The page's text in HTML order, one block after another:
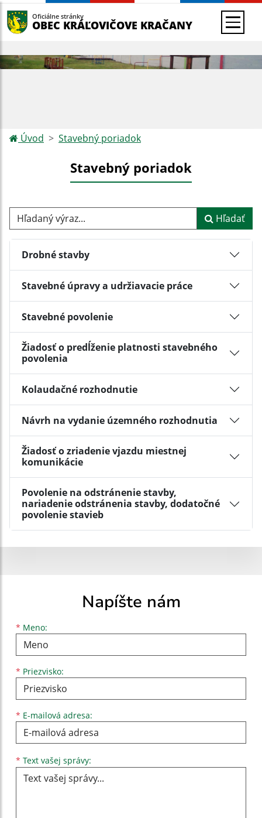
Oficiálne stránky
OBEC KRÁĽOVIČOVE KRAČANY
Úvod Stavebný poriadok
Stavebný poriadok
Hľadaný výraz... Hľadať
Drobné stavby
Stavebné úpravy a udržiavacie práce
Stavebné povolenie
Žiadosť o predĺženie platnosti stavebného
povolenia
Kolaudačné rozhodnutie
Návrh na vydanie územného rozhodnutia
Žiadosť o zriadenie vjazdu miestnej
komunikácie
Povolenie na odstránenie stavby,
nariadenie odstránenia stavby, dodatočné
povolenie stavieb
Napíšte nám
* Meno:
Meno
* Priezvisko:
Priezvisko
* E-mailová adresa:
E-mailová adresa
* Text vašej správy: